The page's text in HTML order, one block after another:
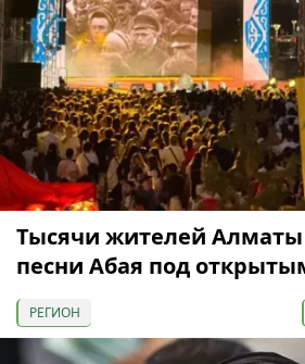
Тысячи жителей
песни Абая под
РЕГИОН